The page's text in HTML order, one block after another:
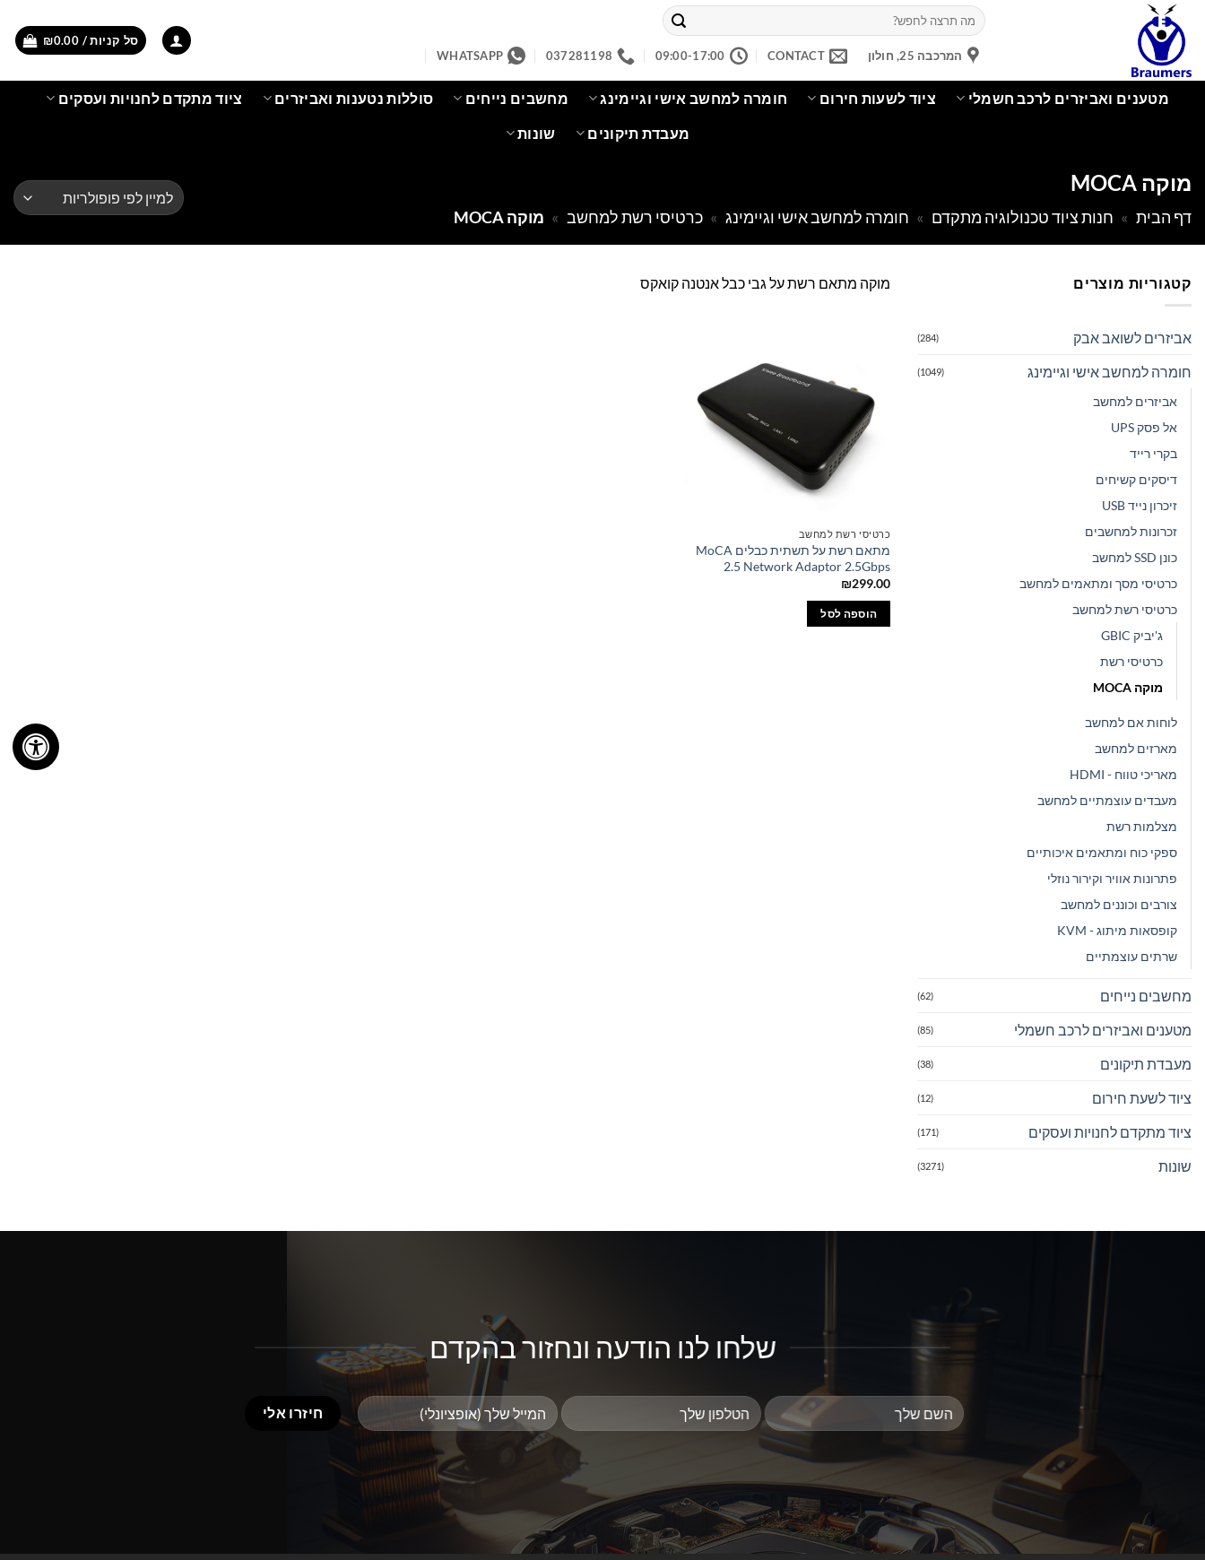
content
חיפוש
עבור:
המרכבה 25, חולון CONTACT
09:00-17:00
037281198
WHATSAPP
סל קניות / ₪0.00
מטענים ואביזרים לרכב חשמלי ציוד לשעות חירום חומרה למחשב אישי וגיימינג מחשבים נייחים סוללות נטענות ואביזרים ציוד מתקדם לחנויות ועסקים
מעבדת תיקונים שונות
מוקה MOCA
דף הבית » חנות ציוד טכנולוגיה מתקדם » חומרה למחשב אישי וגיימינג » כרטיסי רשת למחשב » מוקה MOCA
קטגוריות מוצרים
אביזרים לשואב אבק (284)
חומרה למחשב אישי וגיימינג (1049)
אביזרים למחשב
אל פסק UPS
בקרי רייד
דיסקים קשיחים
זיכרון נייד USB
זכרונות למחשבים
כונן SSD למחשב
כרטיסי מסך ומתאמים למחשב
כרטיסי רשת למחשב
ג'יביק GBIC
כרטיסי רשת
מוקה MOCA
לוחות אם למחשב
מארזים למחשב
מאריכי טווח - HDMI
מעבדים עוצמתיים למחשב
מצלמות רשת
ספקי כוח ומתאמים איכותיים
פתרונות אוויר וקירור נוזלי
צורבים וכוננים למחשב
קופסאות מיתוג - KVM
שרתים עוצמתיים
מחשבים נייחים (62)
מטענים ואביזרים לרכב חשמלי (85)
מעבדת תיקונים (38)
ציוד לשעת חירום (12)
ציוד מתקדם לחנויות ועסקים (171)
שונות (3271)
מוקה מתאם רשת על גבי כבל אנטנה קואקס
כרטיסי רשת למחשב
מתאם רשת על תשתית כבלים MoCA
2.5 Network Adaptor 2.5Gbps
₪299.00
הוספה לסל
שלחו לנו הודעה ונחזור בהקדם